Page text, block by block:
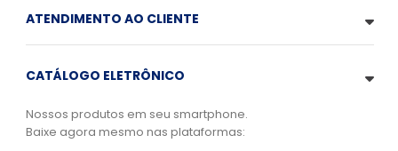
ATENDIMENTO AO CLIENTE
CATÁLOGO ELETRÔNICO
Nossos produtos em seu smartphone.
Baixe agora mesmo nas plataformas: